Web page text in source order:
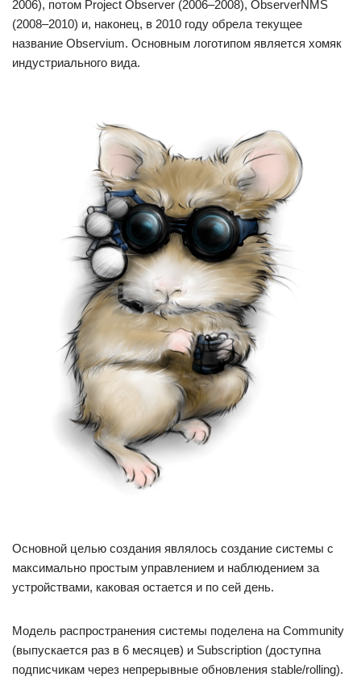
2006), потом Project Observer (2006–2008), ObserverNMS
(2008–2010) и, наконец, в 2010 году обрела текущее
название Observium. Основным логотипом является хомяк
индустриального вида.
Основной целью создания являлось создание системы с
максимально простым управлением и наблюдением за
устройствами, каковая остается и по сей день.
Модель распространения системы поделена на Community
(выпускается раз в 6 месяцев) и Subscription (доступна
подписчикам через непрерывные обновления stable/rolling).